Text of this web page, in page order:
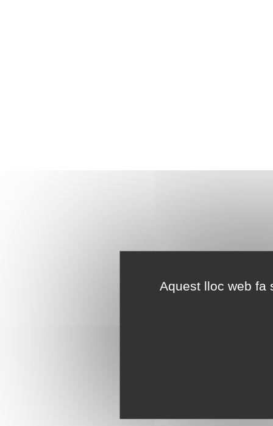
Aquest lloc web fa